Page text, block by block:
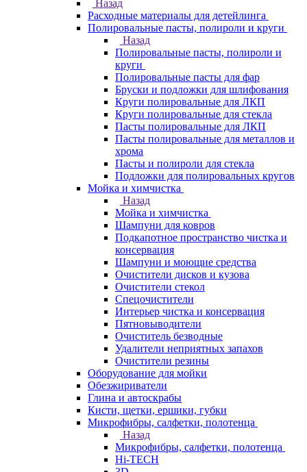
Назад
Расходные материалы для детейлинга
Полировальные пасты, полироли и круги
Назад
Полировальные пасты, полироли и
круги
Полировальные пасты для фар
Бруски и подложки для шлифования
Круги полировальные для ЛКП
Круги полировальные для стекла
Пасты полировальные для ЛКП
Пасты полировальные для металлов и
хрома
Пасты и полироли для стекла
Подложки для полировальных кругов
Мойка и химчистка
Назад
Мойка и химчистка
Шампуни для ковров
Подкапотное пространство чистка и
консервация
Шампуни и моющие средства
Очистители дисков и кузова
Очистители стекол
Спецочистители
Интерьер чистка и консервация
Пятновыводители
Очиститель безводные
Удалители неприятных запахов
Очистители резины
Оборудование для мойки
Обезжириватели
Глина и автоскрабы
Кисти, щетки, ершики, губки
Микрофибры, салфетки, полотенца
Назад
Микрофибры, салфетки, полотенца
Hi-TECH